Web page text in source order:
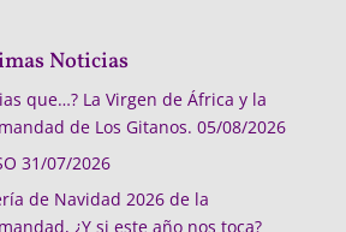
Noticias
que…? La Virgen de África y la
de Los Gitanos. 05/08/2026
31/07/2026
de Navidad 2026 de la
¿Y si este año nos toca?